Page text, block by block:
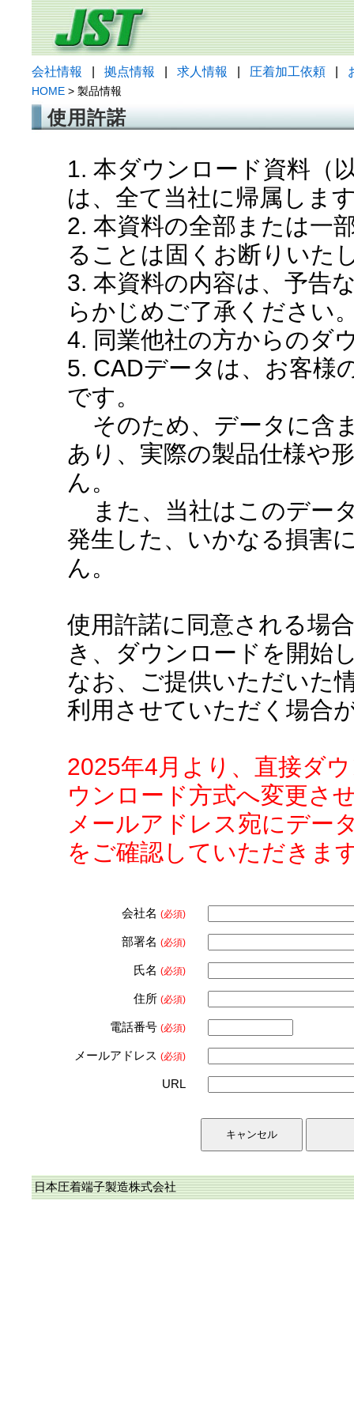
会社情報 拠点情報 求人情報 圧着加工依頼
HOME > 製品情報
使用許諾
1. 本ダウンロード資料（
は、全て当社に帰属しま
2. 本資料の全部または一
ることは固くお断りいた
3. 本資料の内容は、予告
らかじめご了承ください
4. 同業他社の方からのダ
5. CADデータは、お客様
です。
そのため、データに含
あり、実際の製品仕様や
ん。
また、当社はこのデー
発生した、いかなる損害
ん。
使用許諾に同意される場
き、ダウンロードを開始
なお、ご提供いただいた
利用させていただく場合
2025年4月より、直接ダ
ウンロード方式へ変更さ
メールアドレス宛にデー
をご確認していただきま
会社名 (必須)
部署名 (必須)
氏名 (必須)
住所 (必須)
電話番号 (必須)
メールアドレス (必須)
URL
日本圧着端子製造株式会社